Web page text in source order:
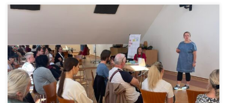
Ve dnech 29. – 31. května 2026 jsme uspořádali další
vzdělávací víkend pro pěstounské rodiny. Tradičně jsme
se setkali v příjemném prostředí